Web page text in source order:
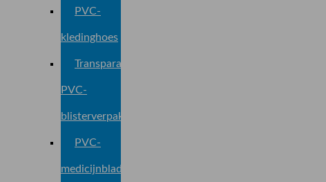
PVC-
kledinghoes
Transparante
PVC-
blisterverpakking
PVC-
medicijnblad